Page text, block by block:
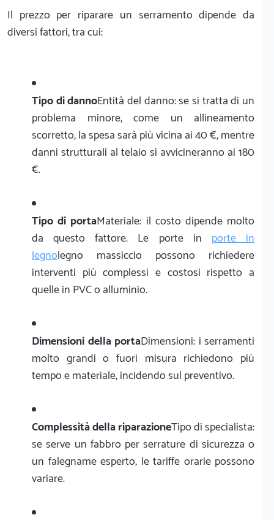
Il prezzo per riparare un serramento dipende da
diversi fattori, tra cui:
Tipo di dannoEntità del danno: se si tratta di un
problema minore, come un allineamento
scorretto, la spesa sarà più vicina ai 40 €, mentre
danni strutturali al telaio si avvicineranno ai 180
€.
Tipo di portaMateriale: il costo dipende molto
da questo fattore. Le porte in porte in
legnolegno massiccio possono richiedere
interventi più complessi e costosi rispetto a
quelle in PVC o alluminio.
Dimensioni della portaDimensioni: i serramenti
molto grandi o fuori misura richiedono più
tempo e materiale, incidendo sul preventivo.
Complessità della riparazioneTipo di specialista:
se serve un fabbro per serrature di sicurezza o
un falegname esperto, le tariffe orarie possono
variare.